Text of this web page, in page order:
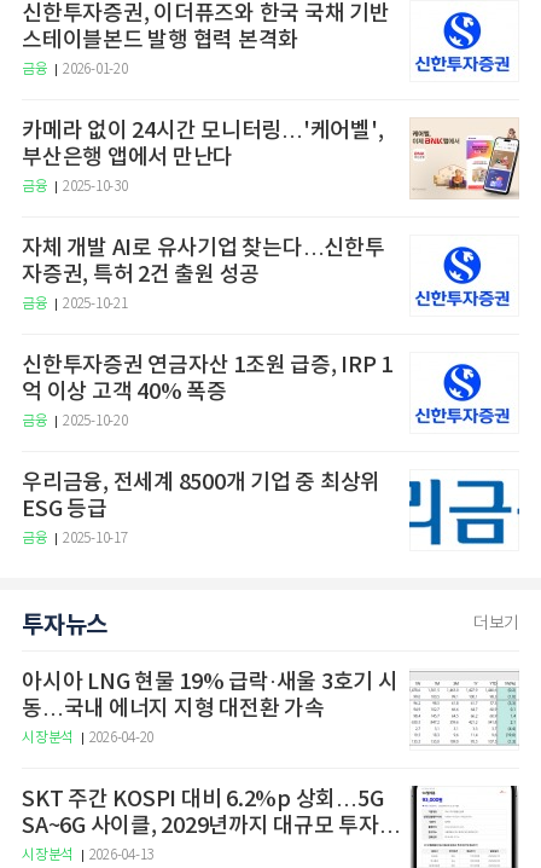
신한투자증권, 이더퓨즈와 한국 국채 기반
스테이블본드 발행 협력 본격화
금융 2026-01-20
카메라 없이 24시간 모니터링…'케어벨',
부산은행 앱에서 만난다
금융 2025-10-30
자체 개발 AI로 유사기업 찾는다…신한투
자증권, 특허 2건 출원 성공
금융 2025-10-21
신한투자증권 연금자산 1조원 급증, IRP 1
억 이상 고객 40% 폭증
금융 2025-10-20
우리금융, 전세계 8500개 기업 중 최상위
ESG 등급
금융 2025-10-17
투자뉴스 더보기
아시아 LNG 현물 19% 급락·새울 3호기 시
동…국내 에너지 지형 대전환 가속
시장분석 2026-04-20
SKT 주간 KOSPI 대비 6.2%p 상회…5G
SA~6G 사이클, 2029년까지 대규모 투자
예고
시장분석 2026-04-13